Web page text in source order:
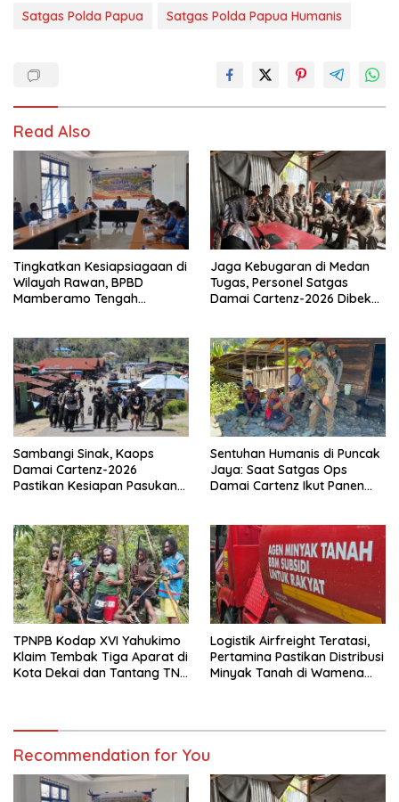
Satgas Polda Papua Satgas Polda Papua Humanis
Read Also
Tingkatkan Kesiapsiagaan di
Wilayah Rawan, BPBD
Mamberamo Tengah
Jaga Kebugaran di Medan
Tugas, Personel Satgas
Damai Cartenz-2026 Dibekali
Sambangi Sinak, Kaops
Damai Cartenz-2026
Pastikan Kesiapan Pasukan
Sentuhan Humanis di Puncak
Jaya: Saat Satgas Ops
Damai Cartenz Ikut Panen
TPNPB Kodap XVI Yahukimo
Klaim Tembak Tiga Aparat di
Kota Dekai dan Tantang TNI-
Logistik Airfreight Teratasi,
Pertamina Pastikan Distribusi
Minyak Tanah di Wamena
Recommendation for You